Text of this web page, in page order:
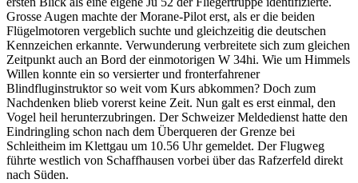
Grosse Augen machte der Morane-Pilot erst, als er die beiden
Flügelmotoren vergeblich suchte und gleichzeitig die deutschen
Kennzeichen erkannte. Verwunderung verbreitete sich zum gleichen
Zeitpunkt auch an Bord der einmotorigen W 34hi. Wie um Himmels
Willen konnte ein so versierter und fronterfahrener
Blindfluginstruktor so weit vom Kurs abkommen? Doch zum
Nachdenken blieb vorerst keine Zeit. Nun galt es erst einmal, den
Vogel heil herunterzubringen. Der Schweizer Meldedienst hatte den
Eindringling schon nach dem Überqueren der Grenze bei
Schleitheim im Klettgau um 10.56 Uhr gemeldet. Der Flugweg
führte westlich von Schaffhausen vorbei über das Rafzerfeld direkt
nach Süden.